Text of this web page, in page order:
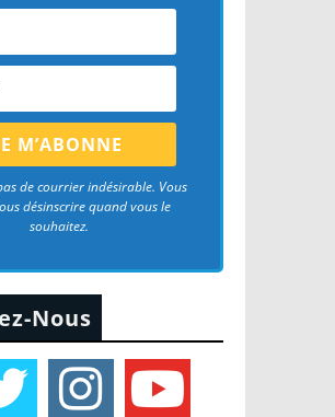
de courrier indésirable. Vous
désinscrire quand vous le
souhaitez.
Nous